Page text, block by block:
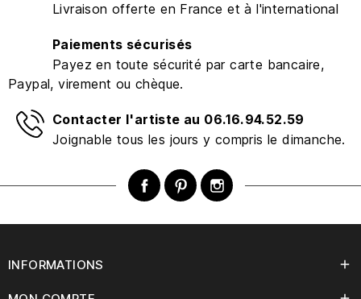
Livraison offerte en France et à l'international
Paiements sécurisés
Payez en toute sécurité par carte bancaire,
Paypal, virement ou chèque.
Contacter l'artiste au 06.16.94.52.59
Joignable tous les jours y compris le dimanche.
FacebookPinterestInstagram
INFORMATIONS 